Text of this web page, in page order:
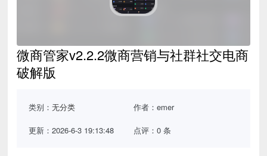
微商管家v2.2.2微商营销与社群社交电商
破解版
类别：无分类 作者：emer
更新：2026-6-3 19:13:48 点评：0 条